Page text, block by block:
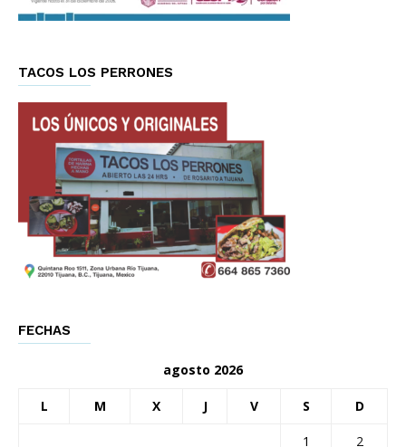
TACOS LOS PERRONES
FECHAS
agosto 2026
L M X J V S D
1
2